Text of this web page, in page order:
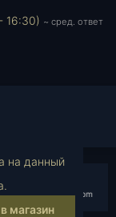
16:30) ~ сред. ответ
на данный
магазин
de***@gmail.com